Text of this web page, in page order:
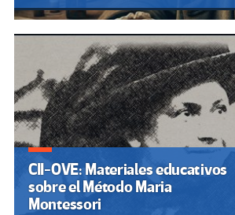
CII-OVE: Materiales educativos
sobre el Método Maria
Montessori